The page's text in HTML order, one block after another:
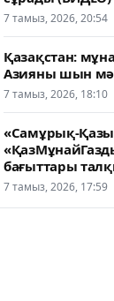
7 тамыз, 2026, 20:54
Қазақстан:
Азияны шын
7 тамыз, 2026, 18:10
«Самұрық-
бағыттары
7 тамыз, 2026, 17:59